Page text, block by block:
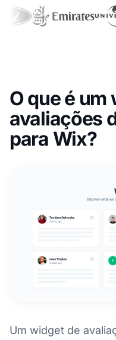
O que é um
avaliações
para Wix?
Um widget de